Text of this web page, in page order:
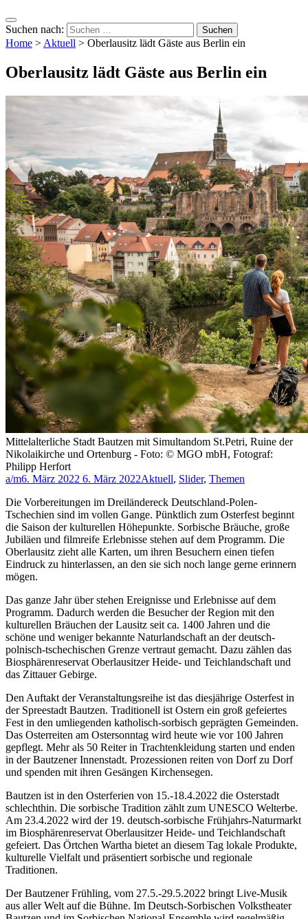
Suchen nach:
Home >Aktuell > Oberlausitz lädt Gäste aus Berlin ein
Oberlausitz lädt Gäste aus Berlin ein
Mittelalterliche Stadt Bautzen mit Simultandom St.Petri, Ruine der
Nikolaikirche und Ortenburg - Foto: © MGO mbH, Fotograf:
Philipp Herfort
a/m6. März 2022 6. März 2022Aktuell, Slider, Themen
Die Vorbereitungen im Dreiländereck Deutschland-Polen-
Tschechien sind im vollen Gange. Pünktlich zum Osterfest beginnt
die Saison der kulturellen Höhepunkte. Sorbische Bräuche, große
Jubiläen und filmreife Erlebnisse stehen auf dem Programm. Die
Oberlausitz zieht alle Karten, um ihren Besuchern einen tiefen
Eindruck zu hinterlassen, an den sie sich noch lange gerne erinnern
mögen.
Das ganze Jahr über stehen Ereignisse und Erlebnisse auf dem
Programm. Dadurch werden die Besucher der Region mit den
kulturellen Bräuchen der Lausitz seit ca. 1400 Jahren und die
schöne und weniger bekannte Naturlandschaft an der deutsch-
polnisch-tschechischen Grenze vertraut gemacht. Dazu zählen das
Biosphärenreservat Oberlausitzer Heide- und Teichlandschaft und
das Zittauer Gebirge.
Den Auftakt der Veranstaltungsreihe ist das diesjährige Osterfest in
der Spreestadt Bautzen. Traditionell ist Ostern ein groß gefeiertes
Fest in den umliegenden katholisch-sorbisch geprägten Gemeinden.
Das Osterreiten am Ostersonntag wird heute wie vor 100 Jahren
gepflegt. Mehr als 50 Reiter in Trachtenkleidung starten und enden
in der Bautzener Innenstadt. Prozessionen reiten von Dorf zu Dorf
und spenden mit ihren Gesängen Kirchensegen.
Bautzen ist in den Osterferien von 15.-18.4.2022 die Osterstadt
schlechthin. Die sorbische Tradition zählt zum UNESCO Welterbe.
Am 23.4.2022 wird der 19. deutsch-sorbische Frühjahrs-Naturmarkt
im Biosphärenreservat Oberlausitzer Heide- und Teichlandschaft
gefeiert. Das Örtchen Wartha bietet an diesem Tag lokale Produkte,
kulturelle Vielfalt und präsentiert sorbische und regionale
Traditionen.
Der Bautzener Frühling, vom 27.5.-29.5.2022 bringt Live-Musik
aus aller Welt auf die Bühne. Im Deutsch-Sorbischen Volkstheater